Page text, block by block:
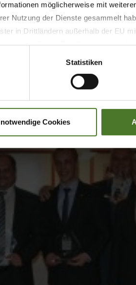
möglicherweise mit
Nutzung der Dienste gesammelt
in Drittländern außerhalb der EU
behördlichen Zugriffen bzw. von
Statistiken
Cookies